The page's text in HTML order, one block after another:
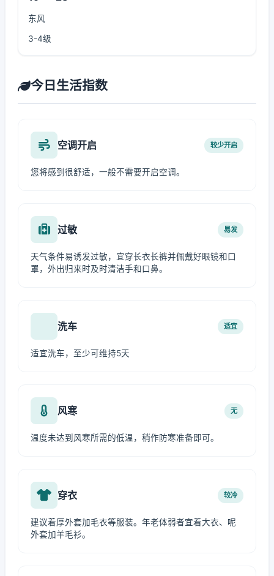
东风
3-4级
今日生活指数
空调开启 较少开启
您将感到很舒适，一般不需要开启空调。
过敏 易发
天气条件易诱发过敏，宜穿长衣长裤并佩戴好眼镜和口
罩，外出归来时及时清洁手和口鼻。
洗车 适宜
适宜洗车，至少可维持5天
风寒 无
温度未达到风寒所需的低温，稍作防寒准备即可。
穿衣 较冷
建议着厚外套加毛衣等服装。年老体弱者宜着大衣、呢
外套加羊毛衫。